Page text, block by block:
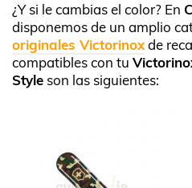
¿Y si le cambias el color? En
disponemos de un amplio
originales Victorinoxde
compatibles con tu
Style son las siguientes: